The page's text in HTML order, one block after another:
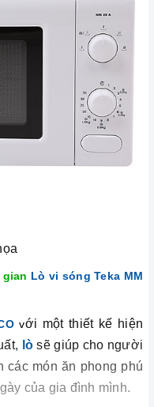
gian Lò vi sóng Teka MM
với một thiết kế hiện
lò sẽ giúp cho người
các món ăn phong phú
của gia đình mình.